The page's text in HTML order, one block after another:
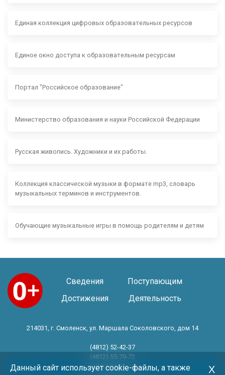
Единая коллекция цифровых образовательных ресурсов
Единое окно доступа к образовательным ресурсам
Портал "Российское образование"
Министерство образования и науки Российской Федерации
Русская живопись. Художники и их работы.
Коллекция классической музыки в формате mp3, словарь
музыкальных терминов и инструментов.
Обучающие музыкальные игры в помощь родителям и детям
Сведения
Поступающим
Достижения
Деятельность
214031, г. Смоленск, ул. Маршала Соколовского, дом 14
(4812) 52-42-37
(4812) 55-79-72
(4812) 30-06-11
Данный сайт использует cookie-файлы, а также Х